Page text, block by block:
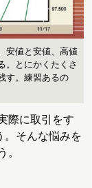
安値と安値、高値
。とにかくたくさ
す。練習あるの
際に取引をす
。そんな悩みを
。